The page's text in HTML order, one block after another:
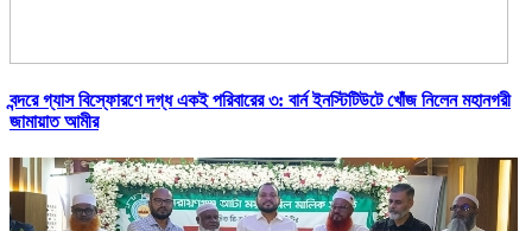
বন্দরে গ্যাস বিস্ফোরণে দগ্ধ একই পরিবারের ৩: বার্ন ইনস্টিটিউটে খোঁজ নিলেন মহানগরী
জামায়াত আমীর